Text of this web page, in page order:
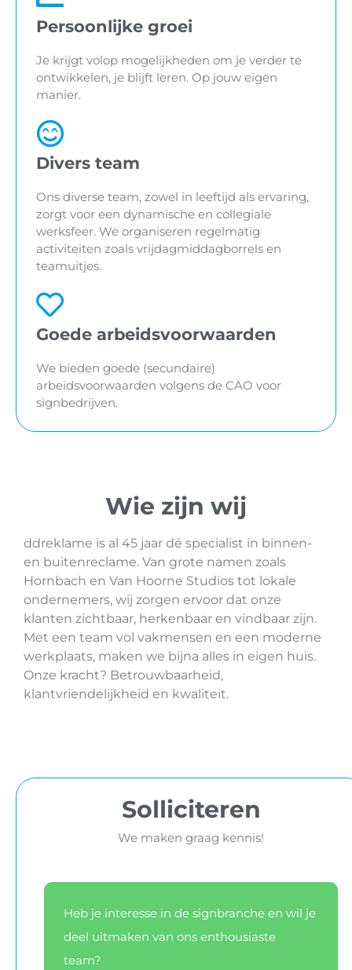
Persoonlijke groei
Je krijgt volop mogelijkheden om je verder te
ontwikkelen, je blijft leren. Op jouw eigen
manier.
Divers team
Ons diverse team, zowel in leeftijd als ervaring,
zorgt voor een dynamische en collegiale
werksfeer. We organiseren regelmatig
activiteiten zoals vrijdagmiddagborrels en
teamuitjes.
Goede arbeidsvoorwaarden
We bieden goede (secundaire)
arbeidsvoorwaarden volgens de CAO voor
signbedrijven.
Wie zijn wij
ddreklame is al 45 jaar dé specialist in binnen-
en buitenreclame. Van grote namen zoals
Hornbach en Van Hoorne Studios tot lokale
ondernemers, wij zorgen ervoor dat onze
klanten zichtbaar, herkenbaar en vindbaar zijn.
Met een team vol vakmensen en een moderne
werkplaats, maken we bijna alles in eigen huis.
Onze kracht? Betrouwbaarheid,
klantvriendelijkheid en kwaliteit.
Solliciteren
We maken graag kennis!
Heb je interesse in de signbranche en wil je
deel uitmaken van ons enthousiaste
team?